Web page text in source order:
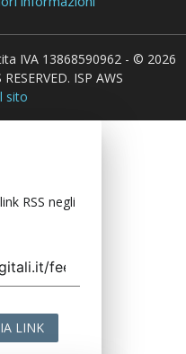
IVA 13868590962 - © 2026
ISP AWS
sito
RSS negli
LINK